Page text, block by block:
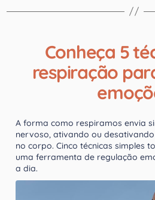
Conheça 5
respiração
A forma como respiramos envia
nervoso, ativando ou
no corpo. Cinco técnicas simples
uma ferramenta de regulação
a dia.